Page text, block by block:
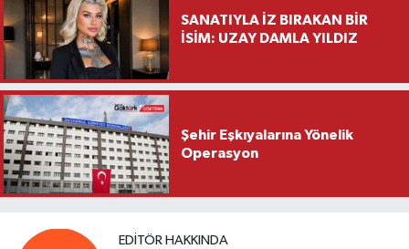
SANATIYLA İZ BIRAKAN BİR
İSİM: UZAY DAMLA YILDIZ
Şehir Eşkıyalarına Yönelik
Operasyon
EDITÖR HAKKINDA